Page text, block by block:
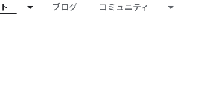
ブログ コミュニティ